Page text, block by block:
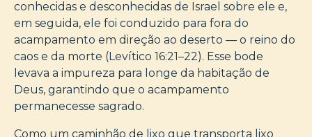
conhecidas e desconhecidas de Israel sobre ele e,
em seguida, ele foi conduzido para fora do
acampamento em direção ao deserto — o reino do
caos e da morte (Levítico 16:21–22). Esse bode
levava a impureza para longe da habitação de
Deus, garantindo que o acampamento
permanecesse sagrado.
Como um caminhão de lixo que transporta lixo